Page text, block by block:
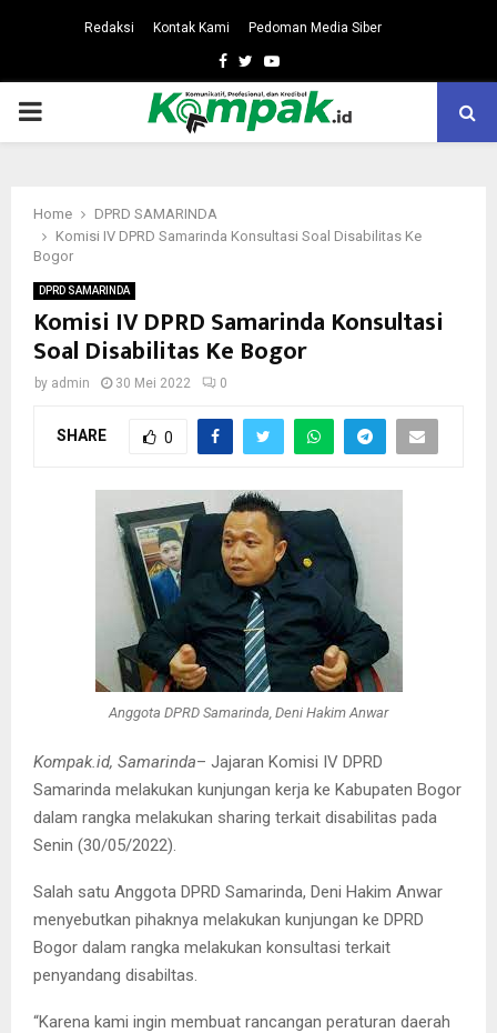
Redaksi Kontak Kami Pedoman Media Siber
Facebook
TwitterYoutube
PRIMARY
Home
DPRD SAMARINDA
Komisi IV DPRD Samarinda Konsultasi Soal Disabilitas Ke
Bogor
DPRD SAMARINDA
Komisi IV DPRD Samarinda Konsultasi
Soal Disabilitas Ke Bogor
by admin 30 Mei 2022 0
SHARE 0
Anggota DPRD Samarinda, Deni Hakim Anwar
Kompak.id, Samarinda– Jajaran Komisi IV DPRD
Samarinda melakukan kunjungan kerja ke Kabupaten Bogor
dalam rangka melakukan sharing terkait disabilitas pada
Senin (30/05/2022).
Salah satu Anggota DPRD Samarinda, Deni Hakim Anwar
menyebutkan pihaknya melakukan kunjungan ke DPRD
Bogor dalam rangka melakukan konsultasi terkait
penyandang disabiltas.
“Karena kami ingin membuat rancangan peraturan daerah